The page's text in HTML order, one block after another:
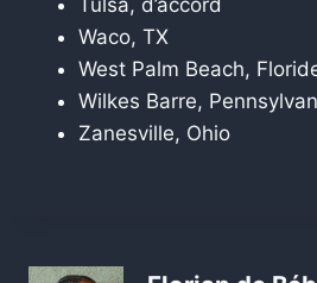
Waco, TX
West Palm Beach,
Wilkes Barre,
Zanesville, Ohio